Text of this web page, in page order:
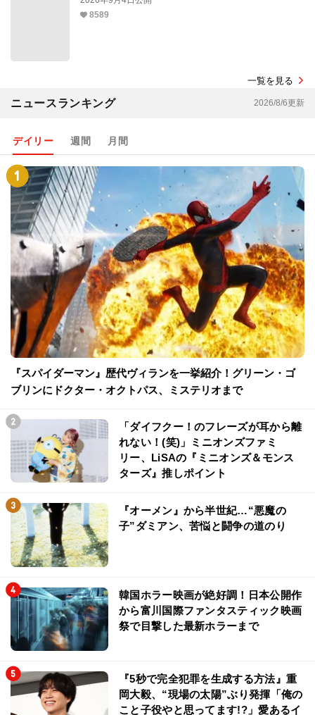
8589
一覧を見る
ニュースランキング 2026/8/6更新
デイリー 週間 月間
『スパイダーマン』歴代ヴィランを一挙紹介！グリーン・ゴ
ブリンにドクター・オクトパス、ミステリオまで
「ダイフクー！のフレーズが耳から離
れない！(笑)」ミニオンズファミ
リー、LiSAの『ミニオンズ＆モンス
ターズ』推しポイント
『オーメン』から半世紀…“悪魔の
子”ダミアン、苦悩と闘争の道のり
韓国ホラー映画が絶好調！日本公開作
から富川国際ファンタスティック映画
祭で目撃した最新ホラーまで
『5秒で完全犯罪を生成する方法』重
岡大毅、“現場の太陽”ぶり発揮「俺の
こと子役やと思ってます!?」愛あるイ